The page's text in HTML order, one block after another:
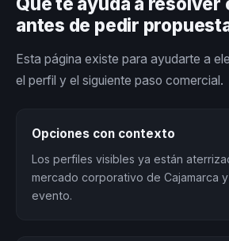
antes de pedir
Esta página existe para ayudarte a
el perfil y el siguiente paso comercial.
Opciones con contexto
Los perfiles visibles ya están
mercado corporativo de Cajamarca
evento.